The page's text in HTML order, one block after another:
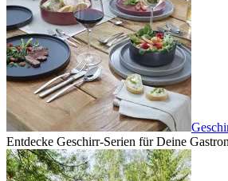
Entdecke Geschirr-Serien für Deine